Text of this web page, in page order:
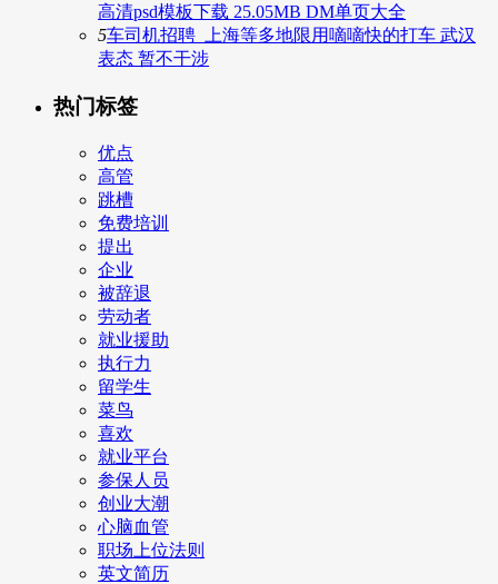
高清psd模板下载 25.05MB DM单页大全
5车司机招聘_上海等多地限用嘀嘀快的打车 武汉
表态 暂不干涉
热门标签
优点
高管
跳槽
免费培训
提出
企业
被辞退
劳动者
就业援助
执行力
留学生
菜鸟
喜欢
就业平台
参保人员
创业大潮
心脑血管
职场上位法则
英文简历